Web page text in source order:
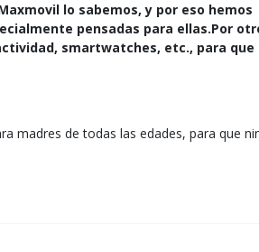
lo sabemos, y por eso hemos
pensadas para ellas.Por
smartwatches, etc., para que
madres de todas las edades, para que